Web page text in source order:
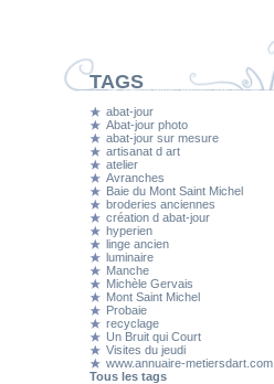
TAGS
abat-jour
Abat-jour photo
abat-jour sur mesure
artisanat d art
atelier
Avranches
Baie du Mont Saint Michel
broderies anciennes
création d abat-jour
hyperien
linge ancien
luminaire
Manche
Michèle Gervais
Mont Saint Michel
Probaie
recyclage
Un Bruit qui Court
Visites du jeudi
www.annuaire-metiersdart.com
Tous les tags